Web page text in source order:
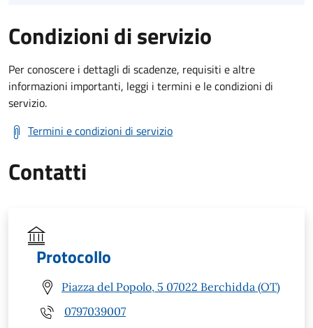
Condizioni di servizio
Per conoscere i dettagli di scadenze, requisiti e altre
informazioni importanti, leggi i termini e le condizioni di
servizio.
Termini e condizioni di servizio
Contatti
Protocollo
Piazza del Popolo, 5 07022 Berchidda (OT)
0797039007